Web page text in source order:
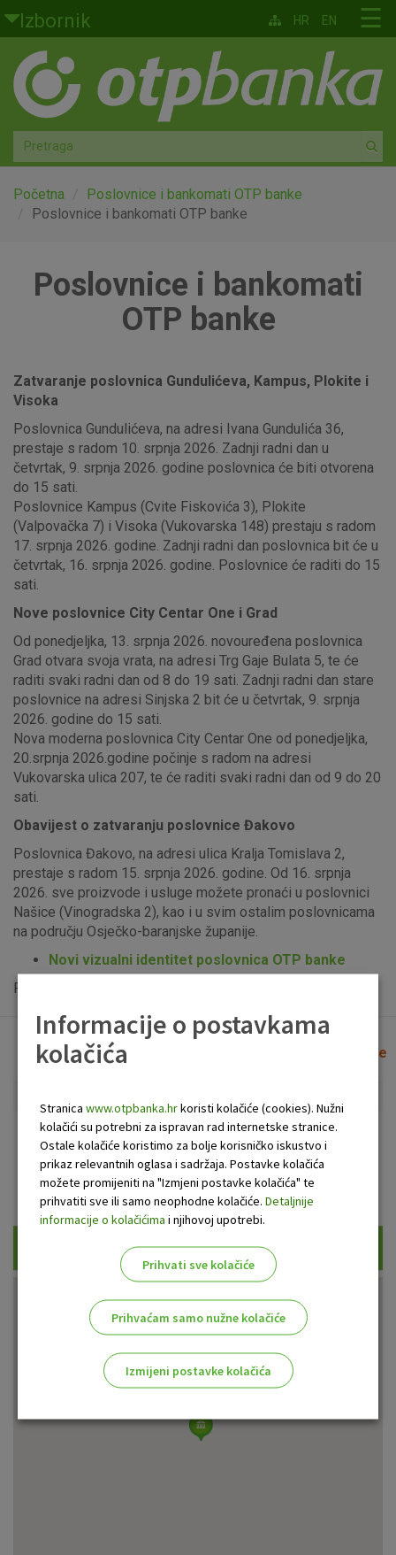
Skoči na glavni sadržaj
Izbornik
Građani
Privatno bankarstvo
Agro
Mala poduzeća i obrtnici
Globalna tržišta
☰
HR EN
Početna
Poslovnice i bankomati OTP banke
Poslovnice i bankomati OTP banke
Poslovnice i bankomati
OTP banke
Zatvaranje poslovnica Gundulićeva, Kampus, Plokite i
Visoka
Poslovnica Gundulićeva, na adresi Ivana Gundulića 36,
prestaje s radom 10. srpnja 2026. Zadnji radni dan u
četvrtak, 9. srpnja 2026. godine poslovnica će biti otvorena
do 15 sati.
Poslovnice Kampus (Cvite Fiskovića 3), Plokite
(Valpovačka 7) i Visoka (Vukovarska 148) prestaju s radom
17. srpnja 2026. godine. Zadnji radni dan poslovnica bit će u
četvrtak, 16. srpnja 2026. godine. Poslovnice će raditi do 15
sati.
Nove poslovnice City Centar One i Grad
Od ponedjeljka, 13. srpnja 2026. novouređena poslovnica
Grad otvara svoja vrata, na adresi Trg Gaje Bulata 5, te će
raditi svaki radni dan od 8 do 19 sati. Zadnji radni dan stare
poslovnice na adresi Sinjska 2 bit će u četvrtak, 9. srpnja
2026. godine do 15 sati.
Nova moderna poslovnica City Centar One od ponedjeljka,
20.srpnja 2026.godine počinje s radom na adresi
Vukovarska ulica 207, te će raditi svaki radni dan od 9 do 20
sati.
Obavijest o zatvaranju poslovnice Đakovo
Poslovnica Đakovo, na adresi ulica Kralja Tomislava 2,
prestaje s radom 15. srpnja 2026. godine. Od 16. srpnja
2026. sve proizvode i usluge možete pronaći u poslovnici
Našice (Vinogradska 2), kao i u svim ostalim poslovnicama
na području Osječko-baranjske županije.
Novi vizualni identitet poslovnica OTP banke
Popis uplatno-isplatnih bankomata možete vidjeti
Lista poslovnica i bankomata Očisti filtere
Bankomat Poslovnica
Informacije o postavkama
kolačića
Stranica www.otpbanka.hrkoristi kolačiće (cookies). Nužni
kolačići su potrebni za ispravan rad internetske stranice.
Ostale kolačiće koristimo za bolje korisničko iskustvo i
prikaz relevantnih oglasa i sadržaja. Postavke kolačića
možete promijeniti na "Izmjeni postavke kolačića" te
prihvatiti sve ili samo neophodne kolačiće. Detaljnije
informacije o kolačićima i njihovoj upotrebi.
Prihvati sve kolačiće
Prihvaćam samo nužne kolačiće
Izmijeni postavke kolačića